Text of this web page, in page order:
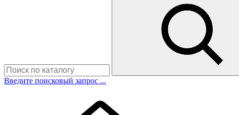
Введите поисковый запрос ...